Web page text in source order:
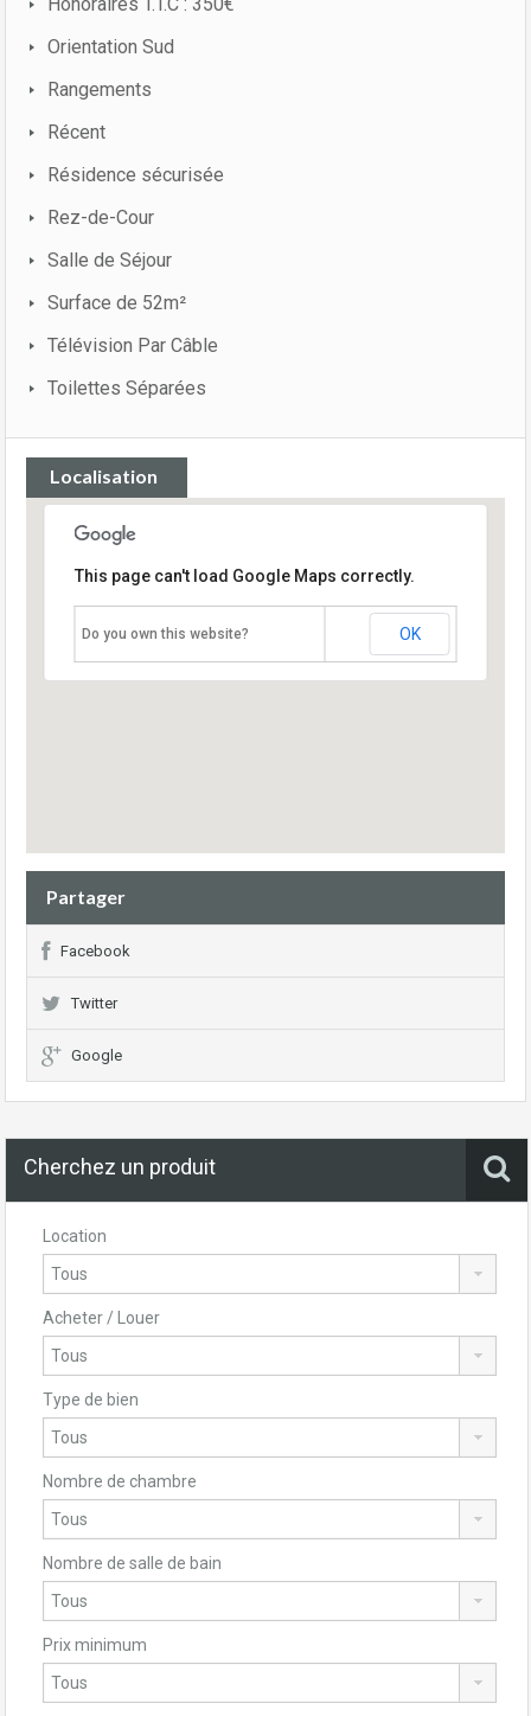
Orientation Sud
Rangements
Récent
Résidence sécurisée
Rez-de-Cour
Salle de Séjour
Surface de 52m²
Télévision Par Câble
Toilettes Séparées
Localisation
This page can't load Google Maps correctly.
Do you own this website? OK
Partager
Facebook
Twitter
Google
Cherchez un produit
Location
Acheter / Louer
Type de bien
Nombre de chambre
Nombre de salle de bain
Prix minimum